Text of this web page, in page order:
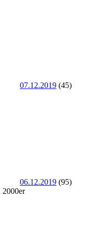
07.12.2019 (45)
06.12.2019 (95)